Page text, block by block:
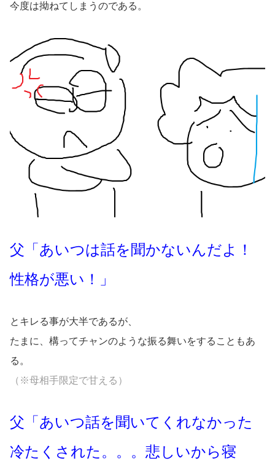
今度は拗ねてしまうのである。
父「あいつは話を聞かないんだよ！
性格が悪い！」
とキレる事が大半であるが、
たまに、構ってチャンのような振る舞いをすることもあ
る。
（※母相手限定で甘える）
父「あいつ話を聞いてくれなかった
冷たくされた。。。悲しいから寝